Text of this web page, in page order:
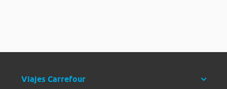
Viajes Carrefour